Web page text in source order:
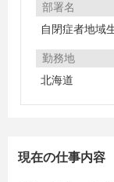
部署名
自閉症者地域
勤務地
北海道
現在の仕事内容